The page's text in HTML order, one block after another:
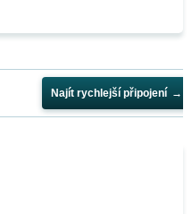
Najít rychlejší připojení